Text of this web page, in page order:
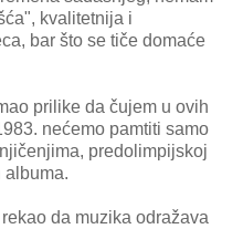
kvalitetnija i
bar što se tiče domaće
prilike da čujem u ovih
nećemo pamtiti samo
predolimpijskoj
albuma.
da muzika odražava